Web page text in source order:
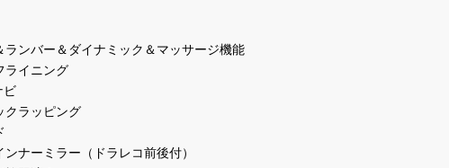
ライニング
ナーミラー（ドラレコ前後付）